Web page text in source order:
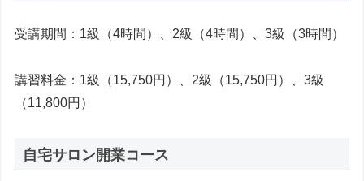
受講期間：1級（4時間）、2級（4時間）、3級（3時間）
講習料金：1級（15,750円）、2級（15,750円）、3級
（11,800円）
自宅サロン開業コース